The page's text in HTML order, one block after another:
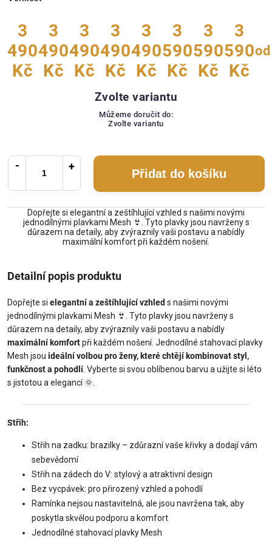
3
490
Kč
3
490
Kč
3
490
Kč
3
490
Kč
3
490
Kč
3
590
Kč
3
590
Kč
3
590
Kč
od
Zvolte variantu
Můžeme doručit do:
Zvolte variantu
Přidat do košíku
Dopřejte si elegantní a zeštíhlující vzhled s našimi novými
jednodílnými plavkami Mesh 👙. Tyto plavky jsou navrženy s
důrazem na detaily, aby zvýraznily vaši postavu a nabídly
maximální komfort při každém nošení.
Detailní popis produktu
Dopřejte si elegantní a zeštíhlující vzhled s našimi novými
jednodílnými plavkami Mesh 👙 . Tyto plavky jsou navrženy s
důrazem na detaily, aby zvýraznily vaši postavu a nabídly
maximální komfortpři každém nošení. Jednodílné stahovací plavky
Mesh jsou ideální volbou pro ženy, které chtějí kombinovat styl,
funkčnost a pohodlí. Vyberte si svou oblíbenou barvu a užijte si léto
s jistotou a elegancí🌞
Střih:
Střih na zadku: brazilky – zdůrazní vaše křivky a dodají vám
sebevědomí
Střih na zádech do V: stylový a atraktivní design
Bez vycpávek: pro přirozený vzhled a pohodlí
Ramínka nejsou nastavitelná, ale jsou navržena tak, aby
poskytla skvělou podporu a komfort
Jednodílné stahovací plavky Mesh